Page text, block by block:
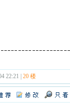
22:21 | 20 楼